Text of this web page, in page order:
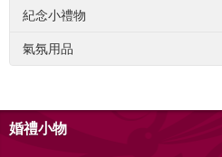
紀念小禮物
氣氛用品
婚禮小物